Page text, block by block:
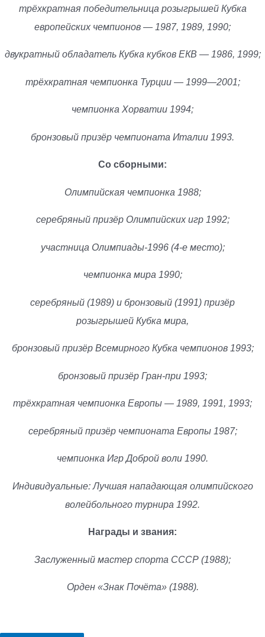
трёхкратная победительница розыгрышей Кубка
европейских чемпионов — 1987, 1989, 1990;
двукратный обладатель Кубка кубков ЕКВ — 1986, 1999;
трёхкратная чемпионка Турции — 1999—2001;
чемпионка Хорватии 1994;
бронзовый призёр чемпионата Италии 1993.
Со сборными:
Олимпийская чемпионка 1988;
серебряный призёр Олимпийских игр 1992;
участница Олимпиады-1996 (4-е место);
чемпионка мира 1990;
серебряный (1989) и бронзовый (1991) призёр
розыгрышей Кубка мира,
бронзовый призёр Всемирного Кубка чемпионов 1993;
бронзовый призёр Гран-при 1993;
трёхкратная чемпионка Европы — 1989, 1991, 1993;
серебряный призёр чемпионата Европы 1987;
чемпионка Игр Доброй воли 1990.
Индивидуальные: Лучшая нападающая олимпийского
волейбольного турнира 1992.
Награды и звания:
Заслуженный мастер спорта СССР (1988);
Орден «Знак Почёта» (1988).